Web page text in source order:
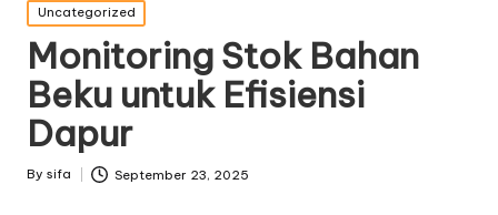
Posted
in
Uncategorized
Monitoring Stok Bahan
Beku untuk Efisiensi
Dapur
Posted
By sifa September 23, 2025